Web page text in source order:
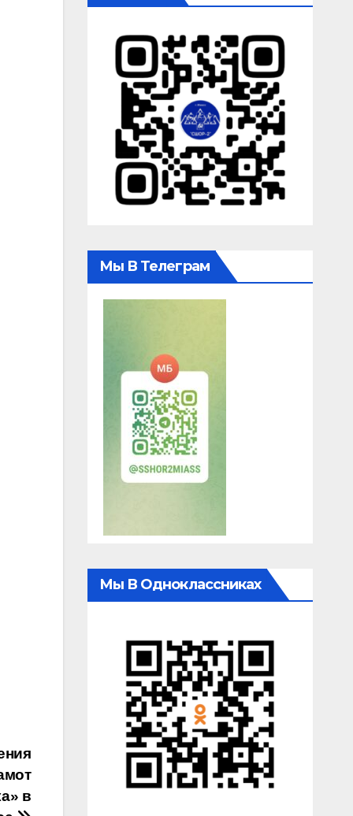
в
Мы В Телеграм
Мы В Одноклассниках